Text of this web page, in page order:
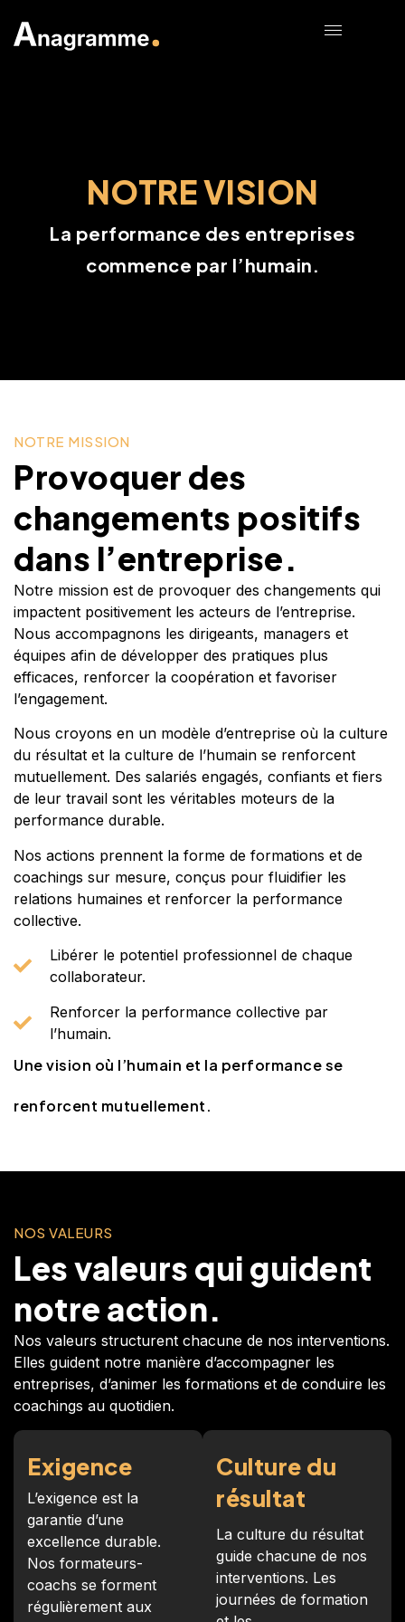
NOTRE VISION
La performance des entreprises
commence par l’humain.
NOTRE MISSION
Provoquer des
changements positifs
dans l’entreprise.
Notre mission est de provoquer des changements qui
impactent positivement les acteurs de l’entreprise.
Nous accompagnons les dirigeants, managers et
équipes afin de développer des pratiques plus
efficaces, renforcer la coopération et favoriser
l’engagement.
Nous croyons en un modèle d’entreprise où la culture
du résultat et la culture de l’humain se renforcent
mutuellement. Des salariés engagés, confiants et fiers
de leur travail sont les véritables moteurs de la
performance durable.
Nos actions prennent la forme de formations et de
coachings sur mesure, conçus pour fluidifier les
relations humaines et renforcer la performance
collective.
Libérer le potentiel professionnel de chaque
collaborateur.
Renforcer la performance collective par
l’humain.
Une vision où l’humain et la performance se
renforcent mutuellement.
NOS VALEURS
Les valeurs qui guident
notre action.
Nos valeurs structurent chacune de nos interventions.
Elles guident notre manière d’accompagner les
entreprises, d’animer les formations et de conduire les
coachings au quotidien.
Exigence
L’exigence est la
garantie d’une
excellence durable.
Nos formateurs-
coachs se forment
régulièrement aux
Culture du
résultat
La culture du résultat
guide chacune de nos
interventions. Les
journées de formation